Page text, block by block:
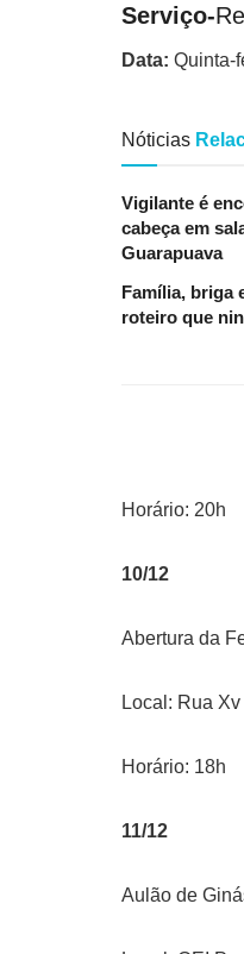
Serviço-
Data: Quinta-
Nóticias
Vigilante é
cabeça em
Guarapuava
Família, briga
roteiro que
Horário: 20h
10/12
Abertura da
Local: Rua
Horário: 18h
11/12
Aulão de